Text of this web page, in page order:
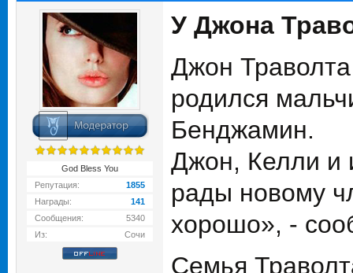
God Bless You
Репутация:
1855
Награды:
141
Сообщения:
5340
Из:
Сочи
У Джона
Джон
родился
Бенджамин.
Джон, Келли и
рады новому
хорошо», -
Семья